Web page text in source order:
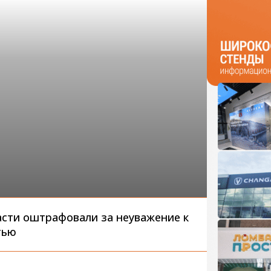
оштрафовали за неуважение к